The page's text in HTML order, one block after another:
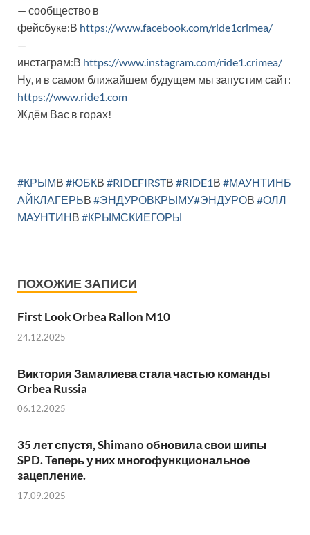
— сообщество в
фейсбуке:В https://www.facebook.com/ride1crimea/
—
инстаграм:В https://www.instagram.com/ride1.crimea/
Ну, и в самом ближайшем будущем мы запустим сайт:
https://www.ride1.com
Ждём Вас в горах!
#КРЫМВ #ЮБКВ #RIDEFIRSTВ #RIDE1В #МАУНТИНБ
АЙКЛАГЕРЬВ #ЭНДУРОВКРЫМУ#ЭНДУРОВ #ОЛЛ
МАУНТИНВ #КРЫМСКИЕГОРЫ
ПОХОЖИЕ ЗАПИСИ
First Look Orbea Rallon M10
24.12.2025
Виктория Замалиева стала частью команды
Orbea Russia
06.12.2025
35 лет спустя, Shimano обновила свои шипы
SPD. Теперь у них многофункциональное
зацепление.
17.09.2025